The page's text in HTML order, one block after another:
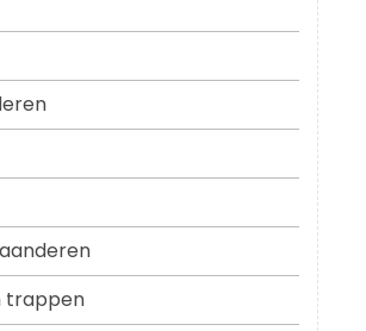
trappen